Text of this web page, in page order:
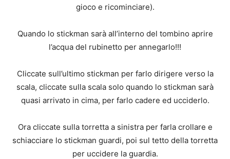
gioco e ricominciare).
Quando lo stickman sarà all’interno del tombino aprire
l’acqua del rubinetto per annegarlo!!!
Cliccate sull’ultimo stickman per farlo dirigere verso la
scala, cliccate sulla scala solo quando lo stickman sarà
quasi arrivato in cima, per farlo cadere ed ucciderlo.
Ora cliccate sulla torretta a sinistra per farla crollare e
schiacciare lo stickman guardi, poi sul tetto della torretta
per uccidere la guardia.